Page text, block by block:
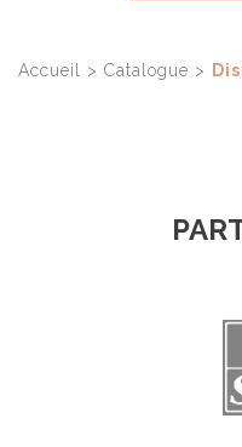
Accueil > Catalogue >